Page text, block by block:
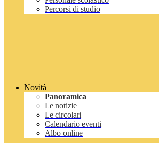
Percorsi di studio
Novità
Panoramica
Le notizie
Le circolari
Calendario eventi
Albo online